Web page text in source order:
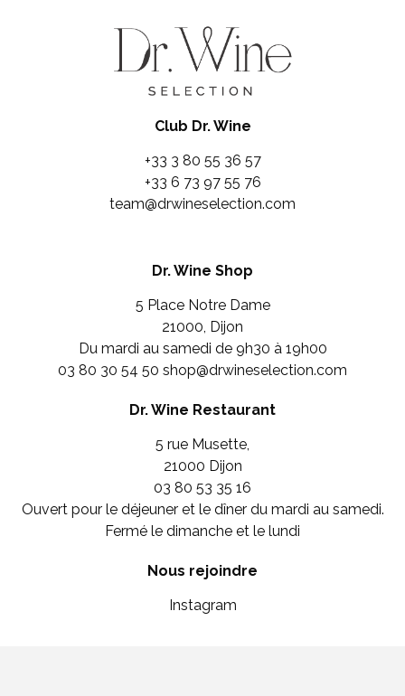
Club Dr. Wine
+33 3 80 55 36 57
+33 6 73 97 55 76
team@drwineselection.com
Dr. Wine Shop
5 Place Notre Dame
21000, Dijon
Du mardi au samedi de 9h30 à 19h00
03 80 30 54 50 shop@drwineselection.com
Dr. Wine Restaurant
5 rue Musette,
21000 Dijon
03 80 53 35 16
Ouvert pour le déjeuner et le dîner du mardi au samedi.
Fermé le dimanche et le lundi
Nous rejoindre
Instagram